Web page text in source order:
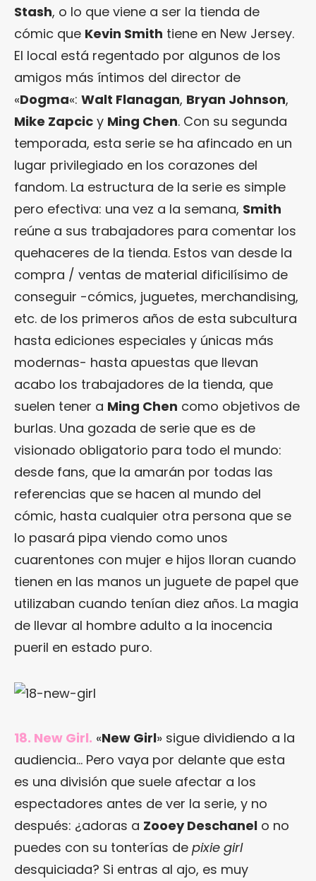
Stash, o lo que viene a ser la tienda de
cómic que Kevin Smith tiene en New Jersey.
El local está regentado por algunos de los
amigos más íntimos del director de
«Dogma«: Walt Flanagan, Bryan Johnson,
Mike Zapcic y Ming Chen. Con su segunda
temporada, esta serie se ha afincado en un
lugar privilegiado en los corazones del
fandom. La estructura de la serie es simple
pero efectiva: una vez a la semana, Smith
reúne a sus trabajadores para comentar los
quehaceres de la tienda. Estos van desde la
compra / ventas de material dificilísimo de
conseguir -cómics, juguetes, merchandising,
etc. de los primeros años de esta subcultura
hasta ediciones especiales y únicas más
modernas- hasta apuestas que llevan
acabo los trabajadores de la tienda, que
suelen tener a Ming Chen como objetivos de
burlas. Una gozada de serie que es de
visionado obligatorio para todo el mundo:
desde fans, que la amarán por todas las
referencias que se hacen al mundo del
cómic, hasta cualquier otra persona que se
lo pasará pipa viendo como unos
cuarentones con mujer e hijos lloran cuando
tienen en las manos un juguete de papel que
utilizaban cuando tenían diez años. La magia
de llevar al hombre adulto a la inocencia
pueril en estado puro.
18. New Girl. «New Girl» sigue dividiendo a la
audiencia… Pero vaya por delante que esta
es una división que suele afectar a los
espectadores antes de ver la serie, y no
después: ¿adoras a Zooey Deschanel o no
puedes con su tonterías de pixie girl
desquiciada? Si entras al ajo, es muy